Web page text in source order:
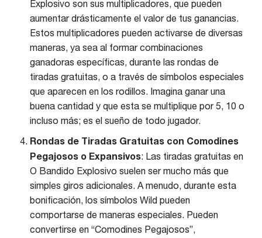
Explosivo son sus multiplicadores, que pueden
aumentar drásticamente el valor de tus ganancias.
Estos multiplicadores pueden activarse de diversas
maneras, ya sea al formar combinaciones
ganadoras específicas, durante las rondas de
tiradas gratuitas, o a través de símbolos especiales
que aparecen en los rodillos. Imagina ganar una
buena cantidad y que esta se multiplique por 5, 10 o
incluso más; es el sueño de todo jugador.
Rondas de Tiradas Gratuitas con Comodines
Pegajosos o Expansivos: Las tiradas gratuitas en
O Bandido Explosivo suelen ser mucho más que
simples giros adicionales. A menudo, durante esta
bonificación, los símbolos Wild pueden
comportarse de maneras especiales. Pueden
convertirse en “Comodines Pegajosos”,